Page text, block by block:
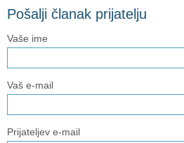
Pošalji članak prijatelju
Vaše ime
Vaš e-mail
Prijateljev e-mail